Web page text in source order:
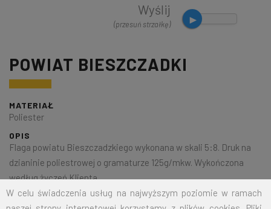
W celu świadczenia usług na najwyższym poziomie w ramach
Wyślij
(przesuń strzałkę)
POWIAT BIESZCZADKI
MATERIAŁ
Poliester
OPIS
Flaga powiatu Bieszczadzkiego wykonana w skali 5:8. Druk na
dzianinie poliestrowej o gramaturze 125g/mkw. Wykończona
według życzeń Klienta.